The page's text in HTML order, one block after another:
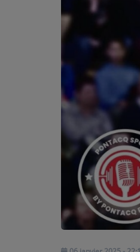
ANNONCEURS & ESPACE PRO
VOTRE PUBLICITÉ SUR PONTACQ
ÉDUCATION AUX MÉDIAS ET À
L'INFORMATION
EN QUOI ÇA CONSISTE ?
ÉCOUTEZ LES PRODUCTIONS
RECRUTEMENT